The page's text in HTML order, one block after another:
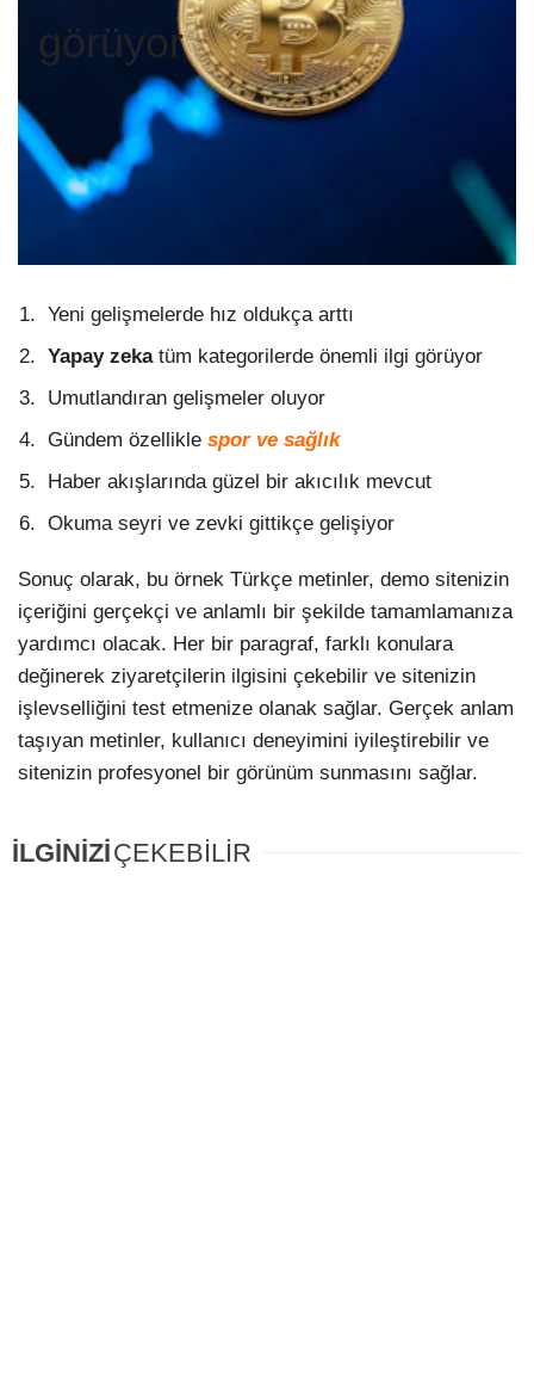
görüyor
Yeni gelişmelerde hız oldukça arttı
Yapay zekatüm kategorilerde önemli ilgi görüyor
Umutlandıran gelişmeler oluyor
Gündem özellikle spor ve sağlık
Haber akışlarında güzel bir akıcılık mevcut
Okuma seyri ve zevki gittikçe gelişiyor
Sonuç olarak, bu örnek Türkçe metinler, demo sitenizin
içeriğini gerçekçi ve anlamlı bir şekilde tamamlamanıza
yardımcı olacak. Her bir paragraf, farklı konulara
değinerek ziyaretçilerin ilgisini çekebilir ve sitenizin
işlevselliğini test etmenize olanak sağlar. Gerçek anlam
taşıyan metinler, kullanıcı deneyimini iyileştirebilir ve
sitenizin profesyonel bir görünüm sunmasını sağlar.
İLGİNİZİÇEKEBİLİR